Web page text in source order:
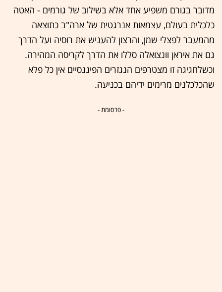
מדובר בגורם משפיע אחד אלא בשילוב של גורמים - האטה
כלכלית בעולם, עצמאות אנרגטית של ארה"ב כתוצאה
מהמעבר לפצלי שמן, והרצון להעניש את רוסיה ועל הדרך
גם את איראן וונצואלה סללו את הדרך לקריסה המהירה.
וכשלחגיגה זו מצטרפים הנגזרים הפיננסיים אין כל פלא
שהכלכלנים מרימים ידיהם בכניעה.
- פרסומת -